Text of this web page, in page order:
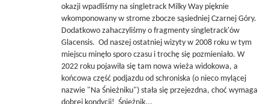
okazji wpadliśmy na singletrack Milky Way pięknie
wkomponowany w strome zbocze sąsiedniej Czarnej Góry.
Dodatkowo zahaczyliśmy o fragmenty singletrack'ów
Glacensis. Od naszej ostatniej wizyty w 2008 roku w tym
miejscu minęło sporo czasu i trochę się pozmieniało. W
2022 roku pojawiła się tam nowa wieża widokowa, a
końcowa część podjazdu od schroniska (o nieco mylącej
nazwie "Na Śnieżniku") stała się przejezdna, choć wymaga